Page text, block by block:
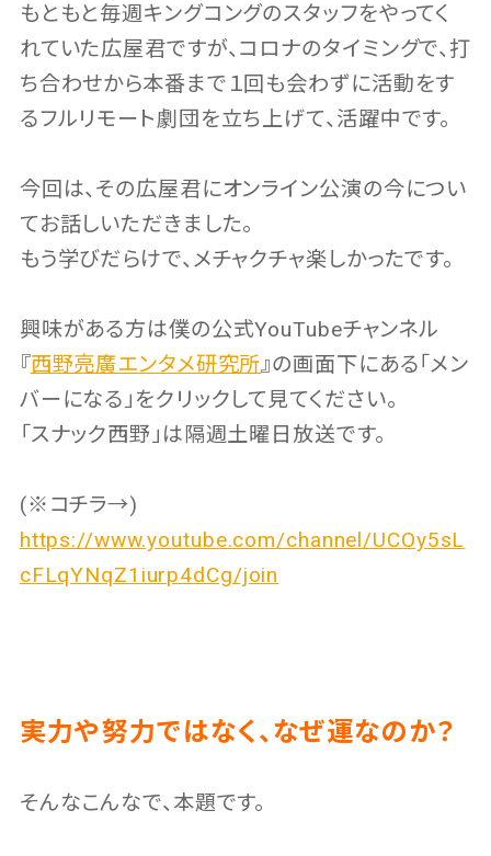
もともと毎週キングコングのスタッフをやってく
れていた広屋君ですが、コロナのタイミングで、打
ち合わせから本番まで１回も会わずに活動をす
るフルリモート劇団を立ち上げて、活躍中です。
今回は、その広屋君にオンライン公演の今につい
てお話しいただきました。
もう学びだらけで、メチャクチャ楽しかったです。
興味がある方は僕の公式YouTubeチャンネル
『西野亮廣エンタメ研究所』の画面下にある「メン
バーになる」をクリックして見てください。
「スナック西野」は隔週土曜日放送です。
(※コチラ→)
https://www.youtube.com/channel/UCOy5sL
cFLqYNqZ1iurp4dCg/join
実力や努力ではなく、なぜ運なのか？
そんなこんなで、本題です。